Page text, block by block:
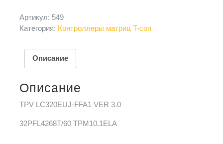
Артикул: 549
Категория: Контроллеры матриц T-con
Описание
Описание
TPV LC320EUJ-FFA1 VER 3.0
32PFL4268T/60 TPM10.1ELA